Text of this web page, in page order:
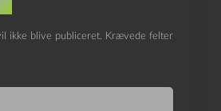
ikke blive publiceret. Krævede felter